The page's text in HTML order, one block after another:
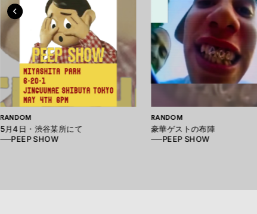
RANDOM
5月4日・渋谷某所にて
──PEEP SHOW
RANDOM
豪華ゲストの布陣
──PEEP SHOW